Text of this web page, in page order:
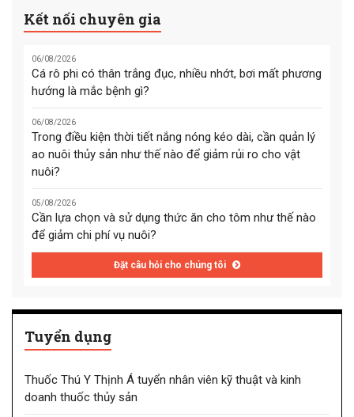
Kết nối chuyên gia
06/08/2026
Cá rô phi có thân trắng đục, nhiều nhớt, bơi mất phương
hướng là mắc bệnh gì?
06/08/2026
Trong điều kiện thời tiết nắng nóng kéo dài, cần quản lý
ao nuôi thủy sản như thế nào để giảm rủi ro cho vật
nuôi?
05/08/2026
Cần lựa chọn và sử dụng thức ăn cho tôm như thế nào
để giảm chi phí vụ nuôi?
Đặt câu hỏi cho chúng tôi
Tuyển dụng
Thuốc Thú Y Thịnh Á tuyển nhân viên kỹ thuật và kinh
doanh thuốc thủy sản